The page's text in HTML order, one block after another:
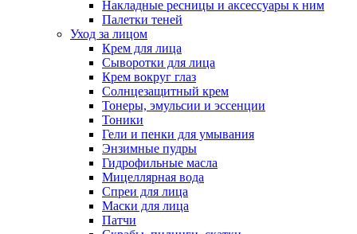
Накладные ресницы и аксессуары к ним
Палетки теней
Уход за лицом
Крем для лица
Сыворотки для лица
Крем вокруг глаз
Солнцезащитный крем
Тонеры, эмульсии и эссенции
Тоники
Гели и пенки для умывания
Энзимные пудры
Гидрофильные масла
Мицеллярная вода
Спреи для лица
Маски для лица
Патчи